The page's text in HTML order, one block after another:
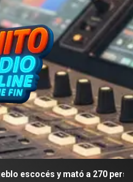
mató a 270 personas